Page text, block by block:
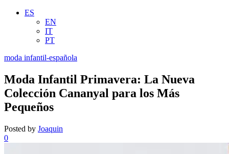
ES
EN
IT
PT
moda infantil-española
Moda Infantil Primavera: La Nueva
Colección Cananyal para los Más
Pequeños
Posted by Joaquin
0